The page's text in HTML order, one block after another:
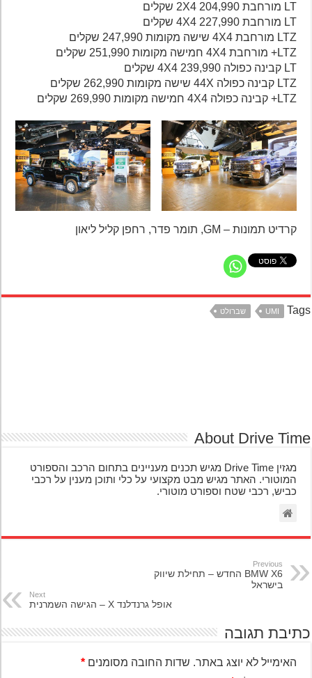
LT מורחבת 2X4 204,990 שקלים
LT מורחבת 4X4 227,990 שקלים
LTZ מורחבת 4X4 שישה מקומות 247,990 שקלים
LTZ+ מורחבת 4X4 חמישה מקומות 251,990 שקלים
LT קבינה כפולה 4X4 239,990 שקלים
LTZ קבינה כפולה 44X שישה מקומות 262,990 שקלים
LTZ+ קבינה כפולה 4X4 חמישה מקומות 269,990 שקלים
קרדיט תמונות – GM, תומר פדר, רחפן קליל ליאון
UMI שברולט
About Drive
מגזין Drive Time מגיש תכנים מעניינים בתחום הרכב והספורט
המוטורי. האתר מגיש מבט מקצועי על כלי ותוכן מענין על רכבי
כביש, רכבי שטח וספורט מוטורי.
Previous
BMW X6 החדש – תחילת שיווק
בישראל
Next
אופל גרנדלנד X – הגישה השמרנית
תגובה
האימייל לא יוצג באתר. שדות החובה מסומנים*